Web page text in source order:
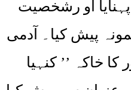
پہنایا او رشخصیت
پیش کیا۔ آدمی
کا خاکہ ’’ کنہیا